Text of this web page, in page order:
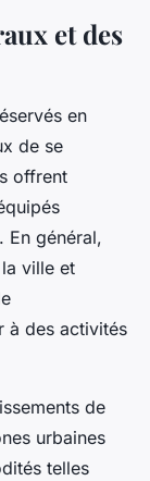
et des
en
de se
offrent
En général,
ville et
à des activités
de
urbaines
telles